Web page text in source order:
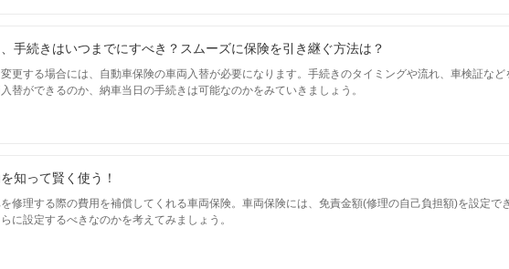
手続きはいつまでにすべき？スムーズに保険を引き継ぐ方法は？
更する場合には、自動車保険の車両入替が必要になります。手続きのタイミングや流れ、車検証など
替ができるのか、納車当日の手続きは可能なのかをみていきましょう。
知って賢く使う！
修理する際の費用を補償してくれる車両保険。車両保険には、免責金額(修理の自己負担額)を設定で
に設定するべきなのかを考えてみましょう。